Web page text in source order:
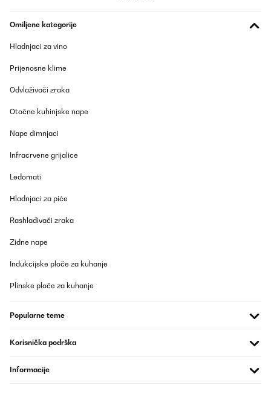
Omiljene kategorije
Hladnjaci za vino
Prijenosne klime
Odvlaživači zraka
Otočne kuhinjske nape
Nape dimnjaci
Infracrvene grijalice
Ledomati
Hladnjaci za piće
Rashlađivači zraka
Zidne nape
Indukcijske ploče za kuhanje
Plinske ploče za kuhanje
Popularne teme
Korisnička podrška
Informacije